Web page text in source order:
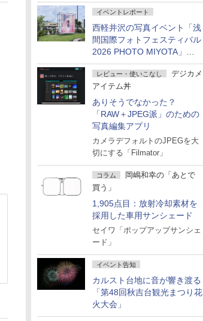
イベントレポート
西軽井沢の写真イベント「浅
間国際フォトフェスティバル
2026 PHOTO MIYOTA」が
開幕
レビュー・使いこなし
デジカメ
アイテム丼
ありそうでなかった？
「RAW＋JPEG派」のための
写真編集アプリ
カメラデフォルトのJPEGを大
切にする「Filmator」
コラム
岡嶋和幸の「あとで
買う」
1,905点目：放射冷却素材を
採用した車用サンシェード
セイワ「ポップアップサンシェ
ード」
イベント告知
カルスト台地に音が響き渡る
「第48回秋吉台観光まつり花
火大会」